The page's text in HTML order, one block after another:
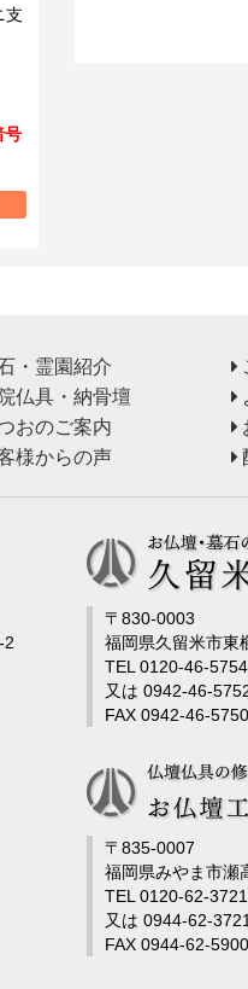
支
号
・霊園紹介
仏具・納骨壇
おのご案内
様からの声
2
〒830-0003
福岡県久留米市東
TEL 0120-46-5754
又は 0942-46-
FAX 0942-46-5750
〒835-0007
福岡県みやま市瀬
TEL 0120-62-3721
又は 0944-62-3721
FAX 0944-62-5900